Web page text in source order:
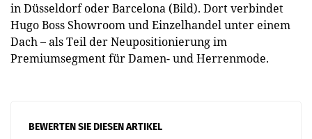
in Düsseldorf oder Barcelona (Bild). Dort verbindet
Hugo Boss Showroom und Einzelhandel unter einem
Dach – als Teil der Neupositionierung im
Premiumsegment für Damen- und Herrenmode.
BEWERTEN SIE DIESEN ARTIKEL